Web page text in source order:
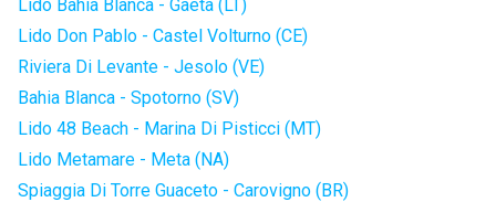
Lido Bahia Blanca - Gaeta (LT)
Lido Don Pablo - Castel Volturno (CE)
Riviera Di Levante - Jesolo (VE)
Bahia Blanca - Spotorno (SV)
Lido 48 Beach - Marina Di Pisticci (MT)
Lido Metamare - Meta (NA)
Spiaggia Di Torre Guaceto - Carovigno (BR)